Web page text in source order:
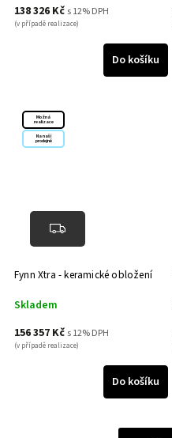
138 326 Kč s 12% DPH
(v případě realizace)
Do košíku
Možná
realizace
Na naší
prodejně
Fynn Xtra - keramické obložení
Skladem
156 357 Kč s 12% DPH
(v případě realizace)
Do košíku